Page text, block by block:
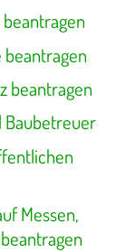
beantragen
Baubetreuer
Messen,